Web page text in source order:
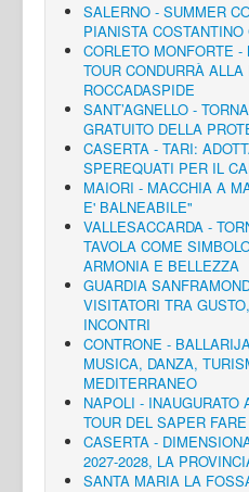
SALERNO - SUMMER
PIANISTA COSTANTINO
CORLETO MONFORTE
TOUR CONDURRÀ
ROCCADASPIDE
SANT’AGNELLO -
GRATUITO DELLA
CASERTA - TARI:
SPEREQUATI PER IL
MAIORI - MACCHIA A
E' BALNEABILE"
VALLESACCARDA -
TAVOLA COME
ARMONIA E BELLEZZA
GUARDIA
VISITATORI TRA
INCONTRI
CONTRONE -
MUSICA, DANZA,
MEDITERRANEO
NAPOLI -
TOUR DEL SAPER
CASERTA -
2027-2028, LA
SANTA MARIA LA